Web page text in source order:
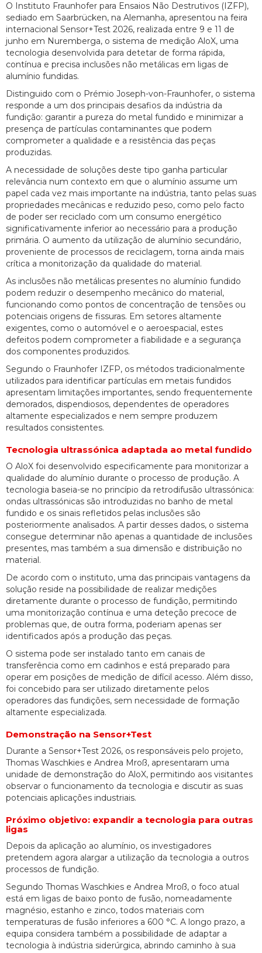
O Instituto Fraunhofer para Ensaios Não Destrutivos (IZFP),
sediado em Saarbrücken, na Alemanha, apresentou na feira
internacional Sensor+Test 2026, realizada entre 9 e 11 de
junho em Nuremberga, o sistema de medição AloX, uma
tecnologia desenvolvida para detetar de forma rápida,
contínua e precisa inclusões não metálicas em ligas de
alumínio fundidas.
Distinguido com o Prémio Joseph-von-Fraunhofer, o sistema
responde a um dos principais desafios da indústria da
fundição: garantir a pureza do metal fundido e minimizar a
presença de partículas contaminantes que podem
comprometer a qualidade e a resistência das peças
produzidas.
A necessidade de soluções deste tipo ganha particular
relevância num contexto em que o alumínio assume um
papel cada vez mais importante na indústria, tanto pelas suas
propriedades mecânicas e reduzido peso, como pelo facto
de poder ser reciclado com um consumo energético
significativamente inferior ao necessário para a produção
primária. O aumento da utilização de alumínio secundário,
proveniente de processos de reciclagem, torna ainda mais
crítica a monitorização da qualidade do material.
As inclusões não metálicas presentes no alumínio fundido
podem reduzir o desempenho mecânico do material,
funcionando como pontos de concentração de tensões ou
potenciais origens de fissuras. Em setores altamente
exigentes, como o automóvel e o aeroespacial, estes
defeitos podem comprometer a fiabilidade e a segurança
dos componentes produzidos.
Segundo o Fraunhofer IZFP, os métodos tradicionalmente
utilizados para identificar partículas em metais fundidos
apresentam limitações importantes, sendo frequentemente
demorados, dispendiosos, dependentes de operadores
altamente especializados e nem sempre produzem
resultados consistentes.
Tecnologia ultrassónica adaptada ao metal fundido
O AloX foi desenvolvido especificamente para monitorizar a
qualidade do alumínio durante o processo de produção. A
tecnologia baseia-se no princípio da retrodifusão ultrassónica:
ondas ultrassónicas são introduzidas no banho de metal
fundido e os sinais refletidos pelas inclusões são
posteriormente analisados. A partir desses dados, o sistema
consegue determinar não apenas a quantidade de inclusões
presentes, mas também a sua dimensão e distribuição no
material.
De acordo com o instituto, uma das principais vantagens da
solução reside na possibilidade de realizar medições
diretamente durante o processo de fundição, permitindo
uma monitorização contínua e uma deteção precoce de
problemas que, de outra forma, poderiam apenas ser
identificados após a produção das peças.
O sistema pode ser instalado tanto em canais de
transferência como em cadinhos e está preparado para
operar em posições de medição de difícil acesso. Além disso,
foi concebido para ser utilizado diretamente pelos
operadores das fundições, sem necessidade de formação
altamente especializada.
Demonstração na Sensor+Test
Durante a Sensor+Test 2026, os responsáveis pelo projeto,
Thomas Waschkies e Andrea Mroß, apresentaram uma
unidade de demonstração do AloX, permitindo aos visitantes
observar o funcionamento da tecnologia e discutir as suas
potenciais aplicações industriais.
Próximo objetivo: expandir a tecnologia para outras
ligas
Depois da aplicação ao alumínio, os investigadores
pretendem agora alargar a utilização da tecnologia a outros
processos de fundição.
Segundo Thomas Waschkies e Andrea Mroß, o foco atual
está em ligas de baixo ponto de fusão, nomeadamente
magnésio, estanho e zinco, todos materiais com
temperaturas de fusão inferiores a 600 °C. A longo prazo, a
equipa considera também a possibilidade de adaptar a
tecnologia à indústria siderúrgica, abrindo caminho à sua